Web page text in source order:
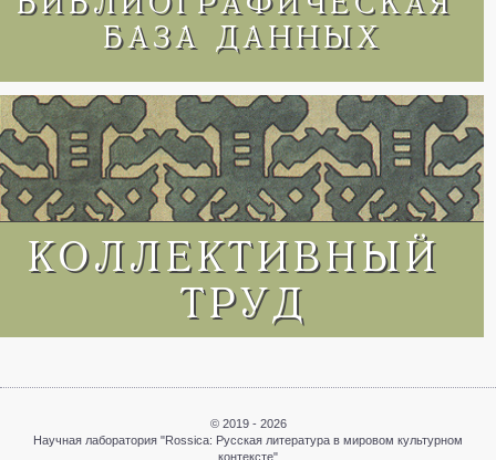
© 2019 - 2026
Научная лаборатория "Rossiсa: Русская литература в мировом культурном
контексте"